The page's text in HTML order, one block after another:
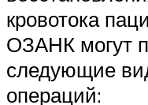
кровотока
ОЗАНК могут
следующие
операций: